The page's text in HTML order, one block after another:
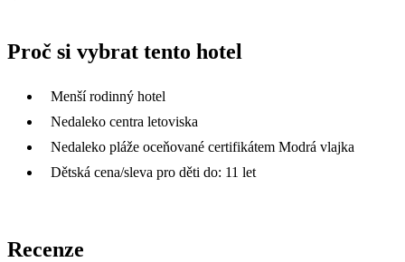
Proč si vybrat tento hotel
Menší rodinný hotel
Nedaleko centra letoviska
Nedaleko pláže oceňované certifikátem Modrá vlajka
Dětská cena/sleva pro děti do: 11 let
Recenze